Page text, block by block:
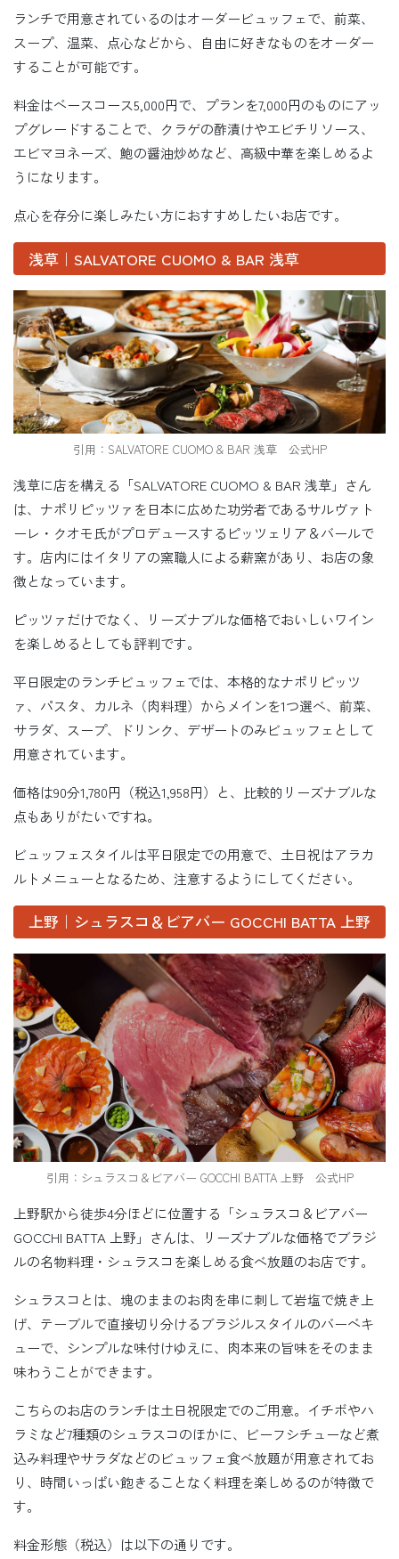
ランチで用意されているのはオーダービュッフェで、前菜、
スープ、温菜、点心などから、自由に好きなものをオーダー
することが可能です。
料金はベースコース5,000円で、プランを7,000円のものにアッ
プグレードすることで、クラゲの酢漬けやエビチリソース、
エビマヨネーズ、鮑の醤油炒めなど、高級中華を楽しめるよ
うになります。
点心を存分に楽しみたい方におすすめしたいお店です。
浅草｜SALVATORE CUOMO & BAR 浅草
引用：SALVATORE CUOMO & BAR 浅草 公式HP
浅草に店を構える「SALVATORE CUOMO & BAR 浅草」さん
は、ナポリピッツァを日本に広めた功労者であるサルヴァト
ーレ・クオモ氏がプロデュースするピッツェリア＆バールで
す。店内にはイタリアの窯職人による薪窯があり、お店の象
徴となっています。
ピッツァだけでなく、リーズナブルな価格でおいしいワイン
を楽しめるとしても評判です。
平日限定のランチビュッフェでは、本格的なナポリピッツ
ァ、パスタ、カルネ（肉料理）からメインを1つ選べ、前菜、
サラダ、スープ、ドリンク、デザートのみビュッフェとして
用意されています。
価格は90分1,780円（税込1,958円）と、比較的リーズナブルな
点もありがたいですね。
ビュッフェスタイルは平日限定での用意で、土日祝はアラカ
ルトメニューとなるため、注意するようにしてください。
上野｜シュラスコ＆ビアバー GOCCHI BATTA 上野
引用：シュラスコ＆ビアバー GOCCHI BATTA 上野 公式HP
上野駅から徒歩4分ほどに位置する「シュラスコ＆ビアバー
GOCCHI BATTA 上野」さんは、リーズナブルな価格でブラジ
ルの名物料理・シュラスコを楽しめる食べ放題のお店です。
シュラスコとは、塊のままのお肉を串に刺して岩塩で焼き上
げ、テーブルで直接切り分けるブラジルスタイルのバーベキ
ューで、シンプルな味付けゆえに、肉本来の旨味をそのまま
味わうことができます。
こちらのお店のランチは土日祝限定でのご用意。イチボやハ
ラミなど7種類のシュラスコのほかに、ビーフシチューなど煮
込み料理やサラダなどのビュッフェ食べ放題が用意されてお
り、時間いっぱい飽きることなく料理を楽しめるのが特徴で
す。
料金形態（税込）は以下の通りです。